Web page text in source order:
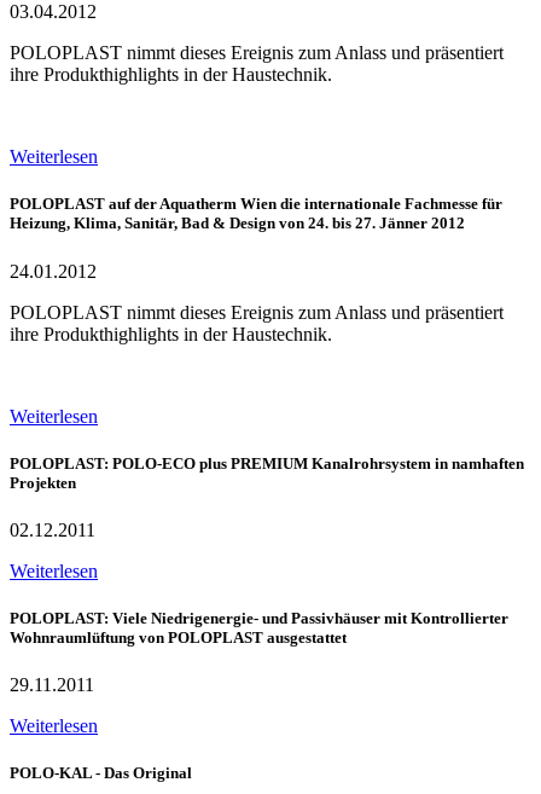
03.04.2012
POLOPLAST nimmt dieses Ereignis zum Anlass und präsentiert
ihre Produkthighlights in der Haustechnik.
Weiterlesen
POLOPLAST auf der Aquatherm Wien die internationale Fachmesse für
Heizung, Klima, Sanitär, Bad & Design von 24. bis 27. Jänner 2012
24.01.2012
POLOPLAST nimmt dieses Ereignis zum Anlass und präsentiert
ihre Produkthighlights in der Haustechnik.
Weiterlesen
POLOPLAST: POLO-ECO plus PREMIUM Kanalrohrsystem in namhaften
Projekten
02.12.2011
Weiterlesen
POLOPLAST: Viele Niedrigenergie- und Passivhäuser mit Kontrollierter
Wohnraumlüftung von POLOPLAST ausgestattet
29.11.2011
Weiterlesen
POLO-KAL - Das Original